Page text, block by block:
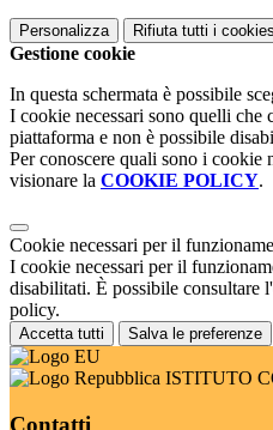
Personalizza Rifiuta tutti i cookies
Gestione cookie
In questa schermata è possibile
I cookie necessari sono quelli che
piattaforma e non è possibile
Per conoscere quali sono i cookie
visionare la COOKIE POLICY.
Cookie necessari per il
I cookie necessari per il
disabilitati. È possibile consultare
policy.
Accetta tutti Salva le preferenze
ISTITUTO
Contatti